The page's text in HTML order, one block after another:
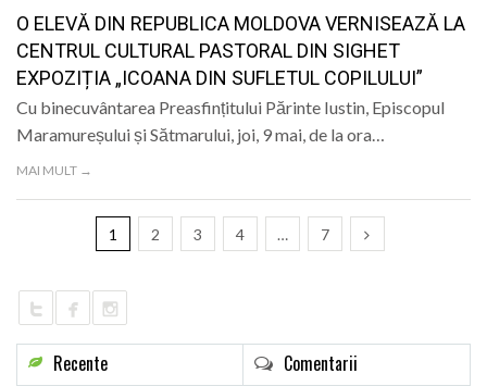
O ELEVĂ DIN REPUBLICA MOLDOVA VERNISEAZĂ LA
CENTRUL CULTURAL PASTORAL DIN SIGHET
EXPOZIȚIA „ICOANA DIN SUFLETUL COPILULUI”
Cu binecuvântarea Preasfințitului Părinte Iustin, Episcopul
Maramureșului și Sătmarului, joi, 9 mai, de la ora…
MAI MULT →
1 2 3 4 … 7
Recente Comentarii